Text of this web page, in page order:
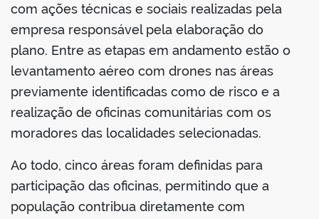
com ações técnicas e sociais realizadas pela
empresa responsável pela elaboração do
plano. Entre as etapas em andamento estão o
levantamento aéreo com drones nas áreas
previamente identificadas como de risco e a
realização de oficinas comunitárias com os
moradores das localidades selecionadas.
Ao todo, cinco áreas foram definidas para
participação das oficinas, permitindo que a
população contribua diretamente com